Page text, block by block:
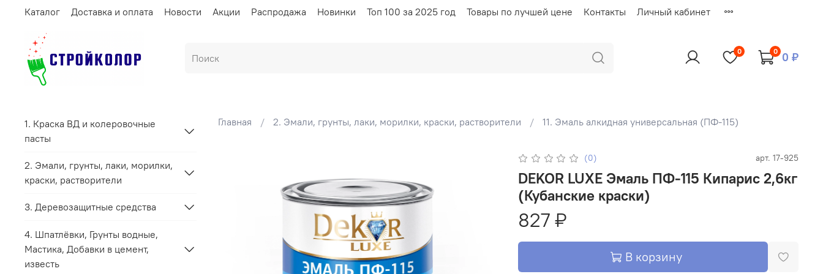
Каталог Доставка и оплата Новости Акции Распродажа Новинки Топ 100 за 2025 год Товары по лучшей цене Контакты Личный кабинет
0 0 0 ₽
Главная 2. Эмали, грунты, лаки, морилки, краски, растворители 11. Эмаль алкидная универсальная (ПФ-115)
(0) арт. 17-925
DEKOR LUXE Эмаль ПФ-115 Кипарис 2,6кг
(Кубанские краски)
827 ₽
В корзину
1. Краска ВД и колеровочные
пасты
2. Эмали, грунты, лаки, морилки,
краски, растворители
3. Деревозащитные средства
4. Шпатлёвки, Грунты водные,
Мастика, Добавки в цемент,
известь